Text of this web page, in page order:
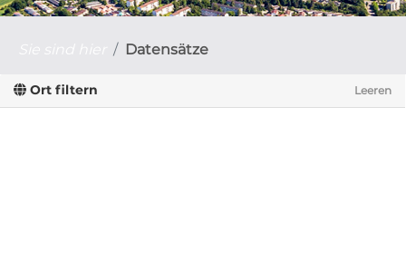
Datensätze
Ort filtern Leeren